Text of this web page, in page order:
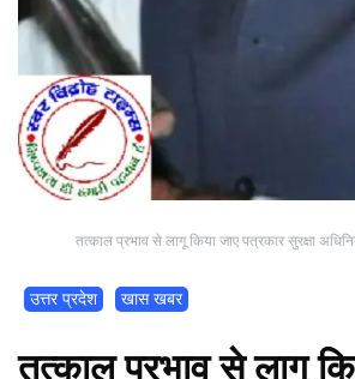
तत्काल प्रभाव से लागू किया जाए पत्रकार सुरक्षा
उत्तर प्रदेश खास खबर
तत्काल प्रभाव से लागू